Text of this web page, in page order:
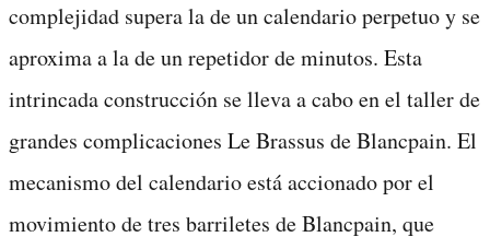
complejidad supera la de un calendario perpetuo y se
aproxima a la de un repetidor de minutos. Esta
intrincada construcción se lleva a cabo en el taller de
grandes complicaciones Le Brassus de Blancpain. El
mecanismo del calendario está accionado por el
movimiento de tres barriletes de Blancpain, que